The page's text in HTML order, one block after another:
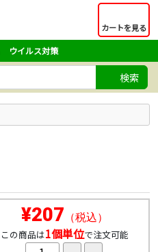
カートを見る
ウイルス対策
検索
¥207 （税込）
この商品は1個単位で注文可能